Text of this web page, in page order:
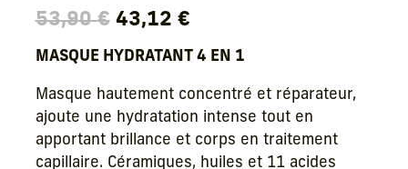
53,90€ Le
initial
était :
53,90 €.
43,12 €Le
actuel
est :
43,12 €.
MASQUE HYDRATANT 4 EN 1
Masque hautement concentré et réparateur,
ajoute une hydratation intense tout en
apportant brillance et corps en traitement
capillaire. Céramiques, huiles et 11 acides